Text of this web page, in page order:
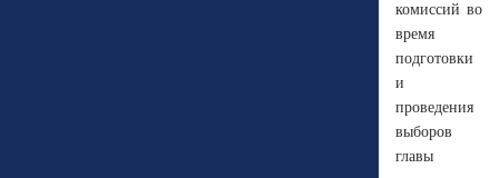
комиссий во
время
подготовки
и
проведения
выборов
главы